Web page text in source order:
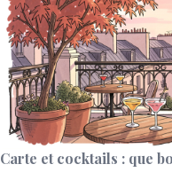
Carte et cocktails : que